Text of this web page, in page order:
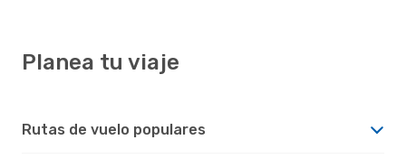
Planea tu viaje
Rutas de vuelo populares